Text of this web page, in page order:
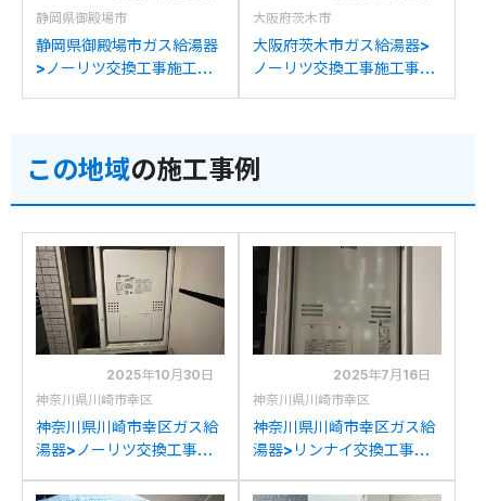
静岡県御殿場市
静岡県御殿場市ガス給湯器
>ノーリツ交換工事施工事
大阪府茨木市
大阪府茨木市ガス給湯器>
ノーリツ交換工事施工事
換
この地域の施工事例
2025年10月30日
神奈川県川崎市幸区
神奈川県川崎市幸区ガス給
湯器>ノーリツ交換工事施
2434(S)AWX-Hからノー
2025年7月16日
神奈川県川崎市幸区
神奈川県川崎市幸区ガス給
湯器>リンナイ交換工事施
4200ARSAW3Q-56Cか